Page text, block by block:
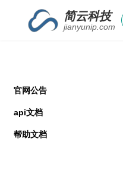
简云科技
jianyunip.com
官网公告
api文档
帮助文档